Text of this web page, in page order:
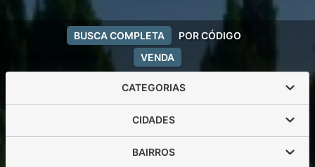
VENDA
BUSCA COMPLETA POR CÓDIGO
CATEGORIAS
CIDADES
BAIRROS